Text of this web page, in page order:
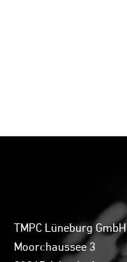
TMPC Lüneburg GmbH
Moorchaussee 3